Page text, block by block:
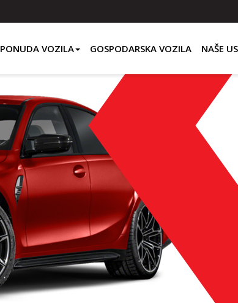
PONUDA VOZILA GOSPODARSKA VOZILA NAŠE